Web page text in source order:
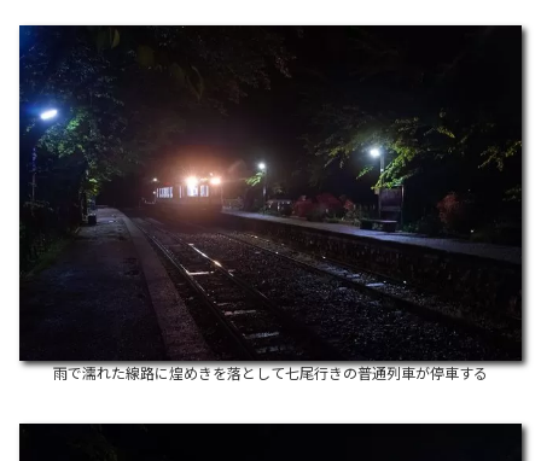
雨で濡れた線路に煌めきを落として七尾行きの普通列車が停車する